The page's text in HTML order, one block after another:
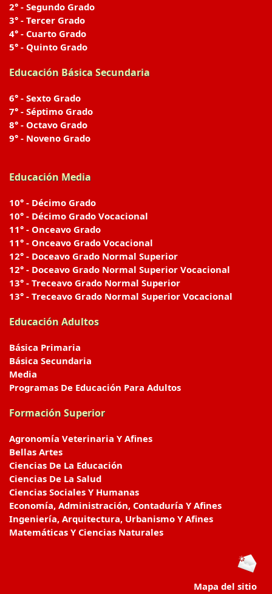
2° - Segundo Grado
3° - Tercer Grado
4° - Cuarto Grado
5° - Quinto Grado
Educación Básica Secundaria
6° - Sexto Grado
7° - Séptimo Grado
8° - Octavo Grado
9° - Noveno Grado
Educación Media
10° - Décimo Grado
10° - Décimo Grado Vocacional
11° - Onceavo Grado
11° - Onceavo Grado Vocacional
12° - Doceavo Grado Normal Superior
12° - Doceavo Grado Normal Superior Vocacional
13° - Treceavo Grado Normal Superior
13° - Treceavo Grado Normal Superior Vocacional
Educación Adultos
Básica Primaria
Básica Secundaria
Media
Programas De Educación Para Adultos
Formación Superior
Agronomía Veterinaria Y Afines
Bellas Artes
Ciencias De La Educación
Ciencias De La Salud
Ciencias Sociales Y Humanas
Economía, Administración, Contaduría Y Afines
Ingeniería, Arquitectura, Urbanismo Y Afines
Matemáticas Y Ciencias Naturales
Mapa del sitio